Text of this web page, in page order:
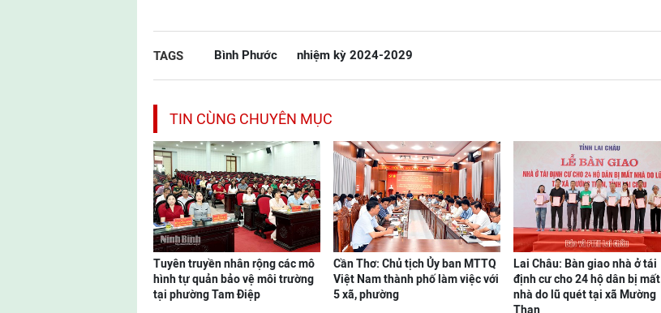
TAGS Bình Phước nhiệm kỳ 2024-2029
TIN CÙNG CHUYÊN MỤC
Tuyên truyền nhân rộng các mô
hình tự quản bảo vệ môi trường
tại phường Tam Điệp
Cần Thơ: Chủ tịch Ủy ban MTTQ
Việt Nam thành phố làm việc với
5 xã, phường
Lai Châu: Bàn giao nhà ở tái
định cư cho 24 hộ dân bị mất
nhà do lũ quét tại xã Mường
Than